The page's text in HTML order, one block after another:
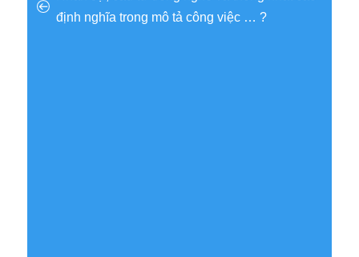
định nghĩa trong mô tả công việc … ?